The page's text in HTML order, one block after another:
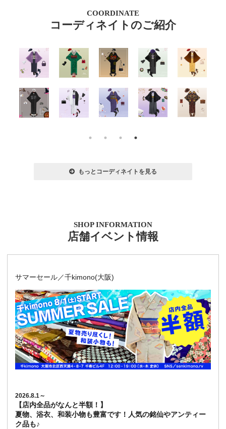
COORDINATE
コーディネイトのご紹介
もっとコーディネイトを見る
SHOP INFORMATION
店舗イベント情報
サマーセール／千kimono(大阪)
2026.8.1～
【店内全品がなんと半額！】
夏物、浴衣、和装小物も豊富です！人気の銘仙やアンティー
ク品も♪